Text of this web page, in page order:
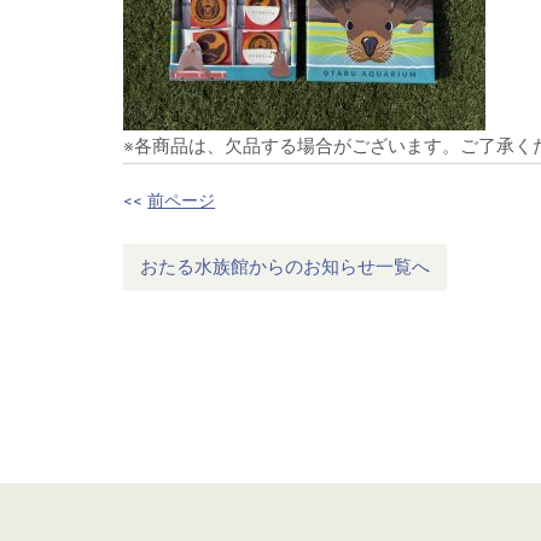
※各商品は、欠品する場合がございます。ご了承く
<< 前ページ
おたる水族館からのお知らせ一覧へ